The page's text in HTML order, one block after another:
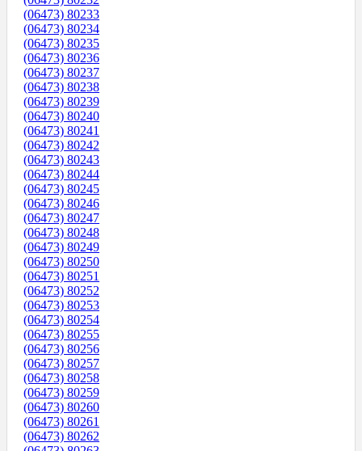
(06473) 80233
(06473) 80234
(06473) 80235
(06473) 80236
(06473) 80237
(06473) 80238
(06473) 80239
(06473) 80240
(06473) 80241
(06473) 80242
(06473) 80243
(06473) 80244
(06473) 80245
(06473) 80246
(06473) 80247
(06473) 80248
(06473) 80249
(06473) 80250
(06473) 80251
(06473) 80252
(06473) 80253
(06473) 80254
(06473) 80255
(06473) 80256
(06473) 80257
(06473) 80258
(06473) 80259
(06473) 80260
(06473) 80261
(06473) 80262